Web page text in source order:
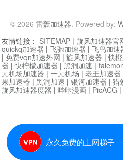
© 2026 雷轰加速器. Powered by:
永久免费的上网梯子
友情链接： SITEMAP | 旋风加速器官
quickq加速器 | 飞驰加速器 | 飞鸟加速
| 免费vqn加速外网 | 旋风加速器 |快
器 |快柠檬加速器 | 黑洞加速 |
元机场加速器 | 一元机场 | 老王加速器
果加速器 | 黑洞加速 | 银河加速器 | 猎
旋风加速器度器 | 哔咔漫画 | PicACG |